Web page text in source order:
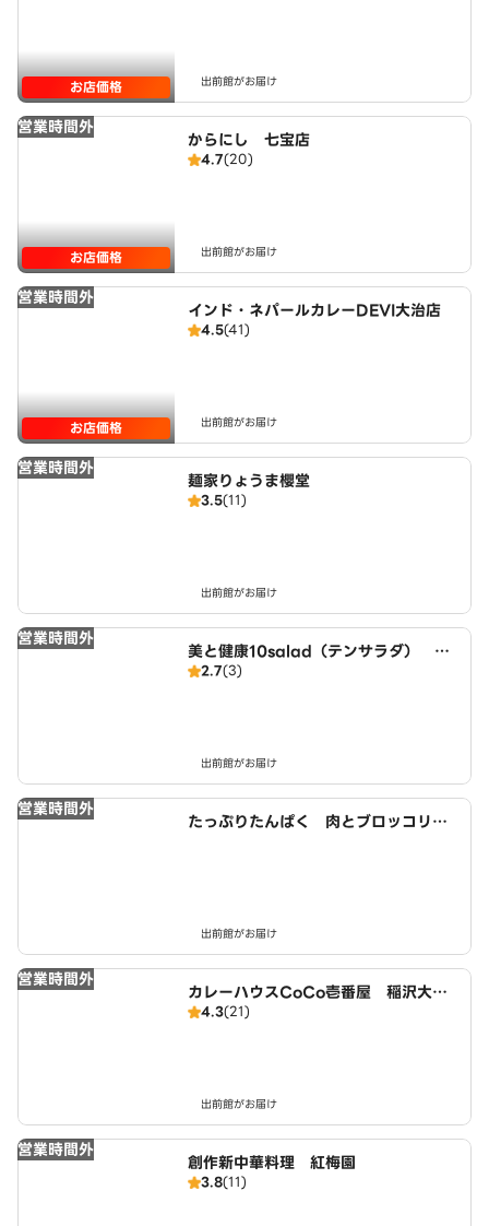
お店価格 出前館がお届け
営業時間外
お店価格
からにし 七宝店
4.7(20)
出前館がお届け
営業時間外
お店価格
インド・ネパールカレーDEVI大治店
4.5(41)
出前館がお届け
営業時間外
麺家りょうま櫻堂
3.5(11)
出前館がお届け
営業時間外
美と健康10salad（テンサラダ） 名
古屋店
2.7(3)
出前館がお届け
営業時間外
たっぷりたんぱく 肉とブロッコリー
出前館がお届け
営業時間外
カレーハウスCoCo壱番屋 稲沢大矢
店（SD）
4.3(21)
出前館がお届け
営業時間外
創作新中華料理 紅梅園
3.8(11)